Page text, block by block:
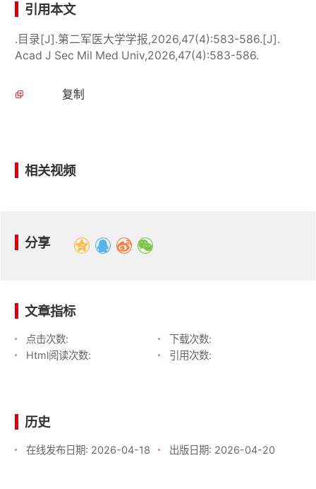
引用本文
.目录[J].第二军医大学学报,2026,47(4):583-586.[J].
Acad J Sec Mil Med Univ,2026,47(4):583-586.
复制
相关视频
分享
文章指标
点击次数:
下载次数:
Html阅读次数:
引用次数:
历史
在线发布日期: 2026-04-18 出版日期: 2026-04-20